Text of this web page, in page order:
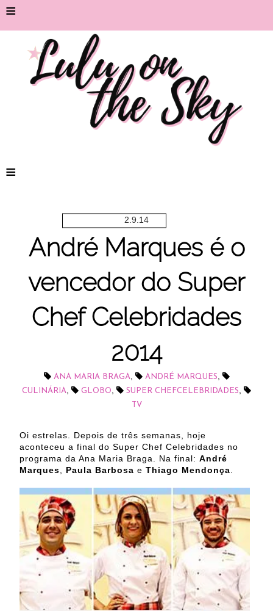
≡
≡
2.9.14
André Marques é o
vencedor do Super
Chef Celebridades
2014
ANA MARIA BRAGA, ANDRÉ MARQUES,
CULINÁRIA, GLOBO, SUPER CHEFCELEBRIDADES,
TV
Oi estrelas. Depois de três semanas, hoje
aconteceu a final do Super Chef Celebridades no
programa da Ana Maria Braga. Na final: André
Marques, Paula Barbosa e Thiago Mendonça.